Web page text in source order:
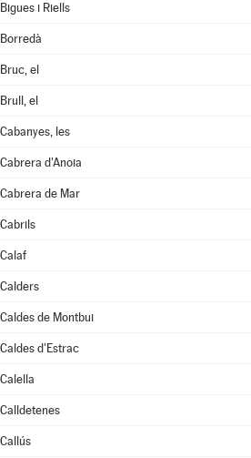
Bigues i Riells
Borredà
Bruc, el
Brull, el
Cabanyes, les
Cabrera d'Anoia
Cabrera de Mar
Cabrils
Calaf
Calders
Caldes de Montbui
Caldes d'Estrac
Calella
Calldetenes
Callús